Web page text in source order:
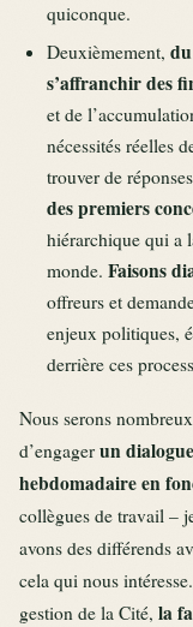
quiconque.
Deuxièmement,
s’affranchir des
et de
nécessités réelles
trouver de
des premiers
hiérarchique qui a
monde.Faisons
offreurs et
enjeux politiques,
derrière ces
Nous serons
d’engager un
hebdomadaire en
collègues de travail –
avons des différends
cela qui nous
gestion de la Cité, la